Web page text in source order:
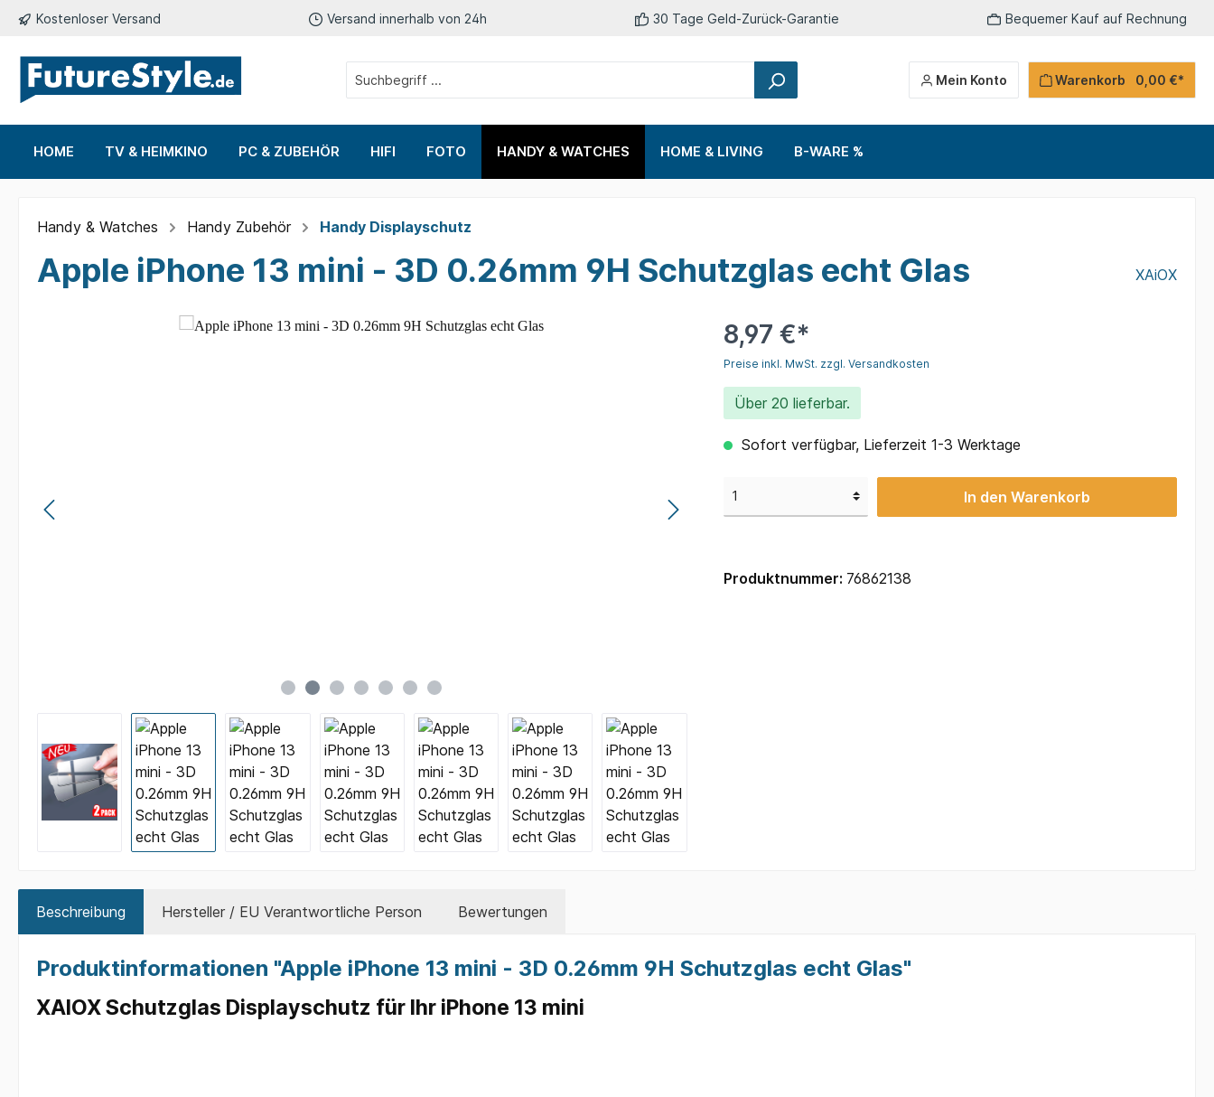
Kostenloser Versand Versand innerhalb von 24h 30 Tage Geld-Zurück-Garantie Bequemer Kauf auf Rechnung
Mein Konto Warenkorb 0,00 €*
HOME TV & HEIMKINO PC & ZUBEHÖR HIFI FOTO HANDY & WATCHES HOME & LIVING B-WARE %
Handy Ladekabel
Handy Hüllen
Handy Displayschutz
Tablet Displayschutz
Tablet Hüllen
GPS-Navigation
TESLA Zubehör
Handy & Watches Handy Zubehör Handy Displayschutz
Apple iPhone 13 mini - 3D 0.26mm 9H Schutzglas echt Glas XAiOX
8,97 €*
Preise inkl. MwSt. zzgl. Versandkosten
Über 20 lieferbar.
Sofort verfügbar, Lieferzeit 1-3 Werktage
In den Warenkorb
Produktnummer: 76862138
Beschreibung Hersteller / EU Verantwortliche Person Bewertungen
Produktinformationen "Apple iPhone 13 mini - 3D 0.26mm 9H Schutzglas echt Glas"
XAIOX Schutzglas Displayschutz für Ihr iPhone 13 mini